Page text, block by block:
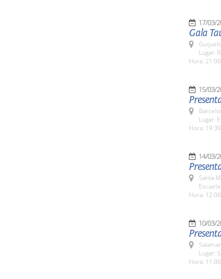
17/03/
Gala
Lugar:
Hora:
15/03/
Lugar:
Hora:
14/03/
Santa
Hora:
10/03/
Lugar:
Hora: